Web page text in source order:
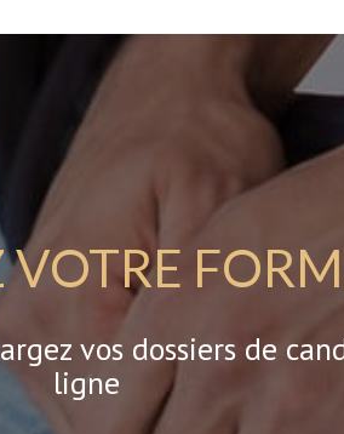
VOTRE
vos dossiers de
ligne